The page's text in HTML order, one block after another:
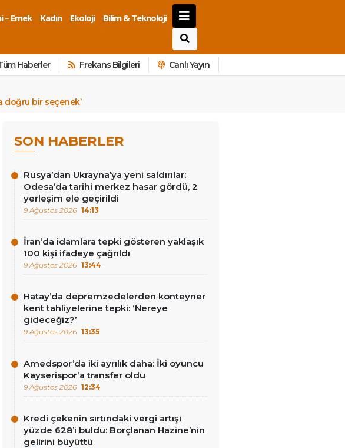
– Emek Kadın Ekoloji
Bilim & Teknoloji
Haberler Frekans Bilgileri Canlı Yayın
doğru bir seçenek’
SON HABERLER
Rusya’dan Ukrayna’ya yeni saldırılar:
Odesa’da tarihi merkez hasar gördü, 2
yerleşim ele geçirildi
9 Ağustos 2026 14:13
İran’da idamlara tepki gösteren yaklaşık
100 kişi ifadeye çağrıldı
9 Ağustos 2026 13:44
Hatay’da depremzedelerden konteyner
kent tahliyelerine tepki: ‘Nereye
gideceğiz?’
9 Ağustos 2026 13:35
Amedspor’da iki ayrılık daha: İki oyuncu
Kayserispor’a transfer oldu
9 Ağustos 2026 12:34
Kredi çekenin sırtındaki vergi artışı
yüzde 628’i buldu: Borçlanan Hazine’nin
gelirini büyüttü